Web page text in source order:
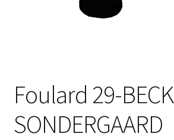
Foulard 29-BECK
SONDERGAARD